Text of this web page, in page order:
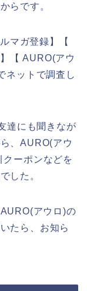
らです。
マガ登録】【
【 AURO(アウ
ネットで調査し
達にも聞きなが
、AURO(アウ
クーポンなどを
した。
アウロ)の
たら、お知ら